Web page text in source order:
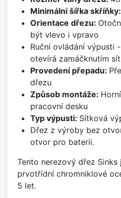
Minimální šířka skříňky:
Orientace dřezu:
být vlevo i vpravo
Ruční ovládání výpusti
otevírá zamáčknutím
Provedení přepadu:
dřezu
Způsob montáže:
pracovní desku
Typ výpusti: Sítková
Dřez z výroby bez
otvor pro baterii.
Tento nerezový dřez Sinks
prvotřídní chromniklové
5 let.